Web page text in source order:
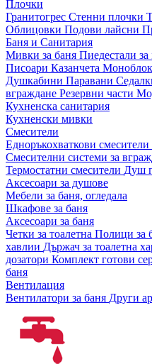
Плочки
Гранитогрес Стенни плочки
Облицовки Подови лайсни
Баня и Санитария
Мивки за баня Пиедестали за
Писоари Казанчета
Душкабини Паравани
вграждане Резервни части
Кухненска санитария
Кухненски мивки
Смесители
Едноръкохваткови смесители
Смесителни системи за
Термостатни смесители Душ
Аксесоари за душове
Мебели за баня, огледала
Шкафове за баня
Аксесоари за баня
Четки за тоалетна Полици за
хавлии Държач за тоалетна
дозатори Комплект готови
баня
Вентилация
Вентилатори за баня Други